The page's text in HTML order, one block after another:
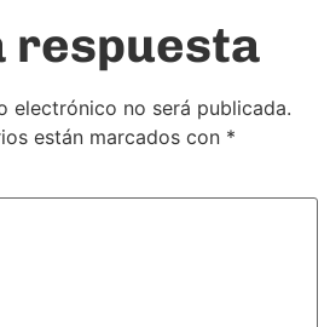
respuesta
electrónico no será publicada.
están marcados con *